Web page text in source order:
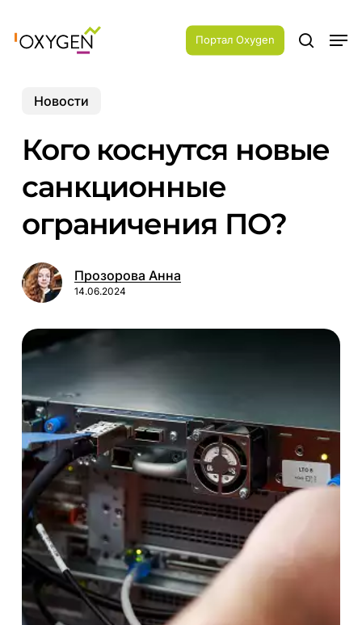
main
Портал Oxygen search
Новости
Кого коснутся новые
санкционные
ограничения ПО?
Прозорова Анна
14.06.2024